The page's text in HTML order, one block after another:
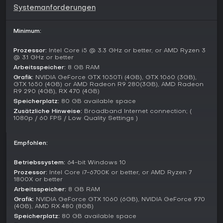
Spielmodi
Eternal und führt den Doom Slayer durch storygetriebene
dämonische Mächte zu bekämpfen. Levels mischen intensive
Gefechte mit Erkundung, versteckten Collectibles und
anspruchsvollen Slayer Gates, die starke Belohnungen wie
die Unmaykr-Waffe freischalten.
Battlemode liefert asymmetrisches Multiplayer-Action, bei
dem ein Doom Slayer gegen zwei spielerische Dämonen in
Best-of-Five-Runden antritt. Dämonen wie Mancubus, Pain
Elemental, Revenant, Arch-vile, Marauder und Dread Knight
während der Slayer mit vollem Loadout überlebt.
basierte Survival-Challenges solo gegen zunehmend
stärkere Dämonenwellen in Arena-Setups, die Ausdauer und
Updates und Erweiterungen
DOOM Eternal erhielt mehrere kostenlose Updates mit
Systemanforderungen
Minimum:
Prozessor: Intel Core i5 @ 3.3 GHz or better, or AMD Ryzen 3
@ 3.1 GHz or better
Arbeitsspeicher: 8 GB RAM
Grafik: NVIDIA GeForce GTX 1050Ti (4GB), GTX 1060 (3GB),
GTX 1650 (4GB) or AMD Radeon R9 280(3GB), AMD Radeon
R9 290 (4GB), RX 470 (4GB)
Speicherplatz: 80 GB available space
Zusätzliche Hinweise: Broadband Internet connection; (
1080p / 60 FPS / Low Quality Settings )
Empfohlen:
Betriebssystem: 64-bit Windows 10
Prozessor: Intel Core i7-6700K or better, or AMD Ryzen 7
1800X or better
Arbeitsspeicher: 8 GB RAM
Grafik: NVIDIA GeForce GTX 1060 (6GB), NVIDIA GeForce 970
(4GB), AMD RX 480 (8GB)
Speicherplatz: 80 GB available space